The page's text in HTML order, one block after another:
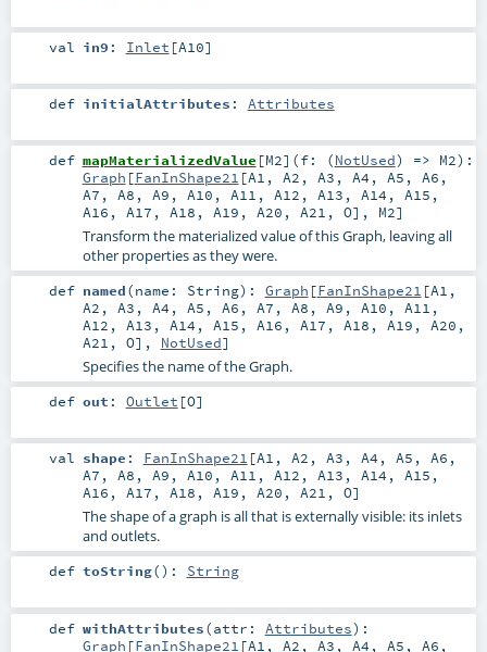
val in9 : Inlet [A10]
def initialAttributes : Attributes
def mapMaterializedValue [M2] (f: (NotUsed) => M2) :
Graph [FanInShape21 [A1 , A2 , A3 , A4 , A5 , A6 ,
A7 , A8 , A9 , A10 , A11 , A12 , A13 , A14 , A15 ,
A16 , A17 , A18 , A19 , A20 , A21 , O], M2]
Transform the materialized value of this Graph, leaving all
other properties as they were.
def named(name: String) : Graph [FanInShape21 [A1 ,
A2 , A3 , A4 , A5 , A6 , A7 , A8 , A9 , A10 , A11 ,
A12 , A13 , A14 , A15 , A16 , A17 , A18 , A19 , A20 ,
A21 , O], NotUsed]
Specifies the name of the Graph.
def out : Outlet [O]
val shape : FanInShape21 [A1 , A2 , A3 , A4 , A5 , A6 ,
A7 , A8 , A9 , A10 , A11 , A12 , A13 , A14 , A15 ,
A16 , A17 , A18 , A19 , A20 , A21 , O]
The shape of a graph is all that is externally visible: its inlets
and outlets.
def toString() : String
def withAttributes(attr: Attributes) :
Graph [FanInShape21 [A1 , A2 , A3 , A4 , A5 , A6 ,